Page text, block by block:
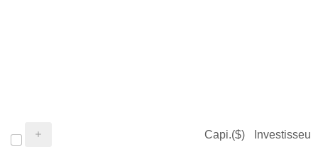
Capi.($) Investisseur